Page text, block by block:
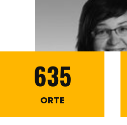
635
ORTE